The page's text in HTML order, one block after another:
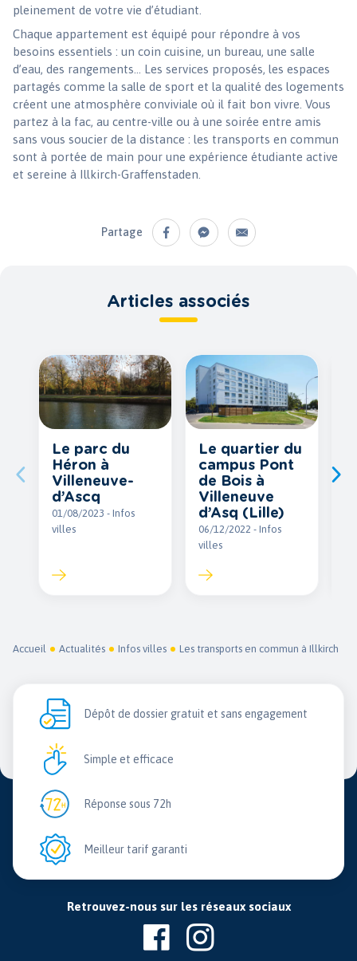
Accueil Actualités Infos villes Les transports en commun à Illkirch
Partage
pleinement de votre vie d’étudiant.
Chaque appartement est équipé pour répondre à vos
besoins essentiels : un coin cuisine, un bureau, une salle
d’eau, des rangements… Les services proposés, les espaces
partagés comme la salle de sport et la qualité des logements
créent une atmosphère conviviale où il fait bon vivre. Vous
partez à la fac, au centre-ville ou à une soirée entre amis
sans vous soucier de la distance : les transports en commun
sont à portée de main pour une expérience étudiante active
et sereine à Illkirch-Graffenstaden.
Articles associés
Le parc du
Héron à
Villeneuve-
d’Ascq
01/08/2023 - Infos
villes
Le quartier du
campus Pont
de Bois à
Villeneuve
d’Asq (Lille)
06/12/2022 - Infos
villes
Dépôt de dossier gratuit et sans engagement
Simple et efficace
Réponse sous 72h
Meilleur tarif garanti
Retrouvez-nous sur les réseaux sociaux